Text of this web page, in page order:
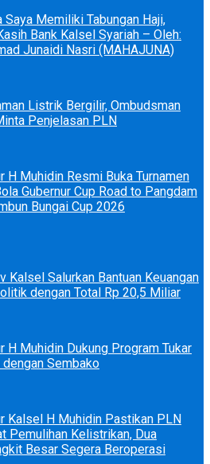
Saya Memiliki Tabungan Haji,
Bank Kalsel Syariah – Oleh:
Junaidi Nasri (MAHAJUNA)
Listrik Bergilir, Ombudsman
Penjelasan PLN
H Muhidin Resmi Buka Turnamen
Gubernur Cup Road to Pangdam
Bungai Cup 2026
Kalsel Salurkan Bantuan Keuangan
dengan Total Rp 20,5 Miliar
H Muhidin Dukung Program Tukar
dengan Sembako
Kalsel H Muhidin Pastikan PLN
Pemulihan Kelistrikan, Dua
Besar Segera Beroperasi